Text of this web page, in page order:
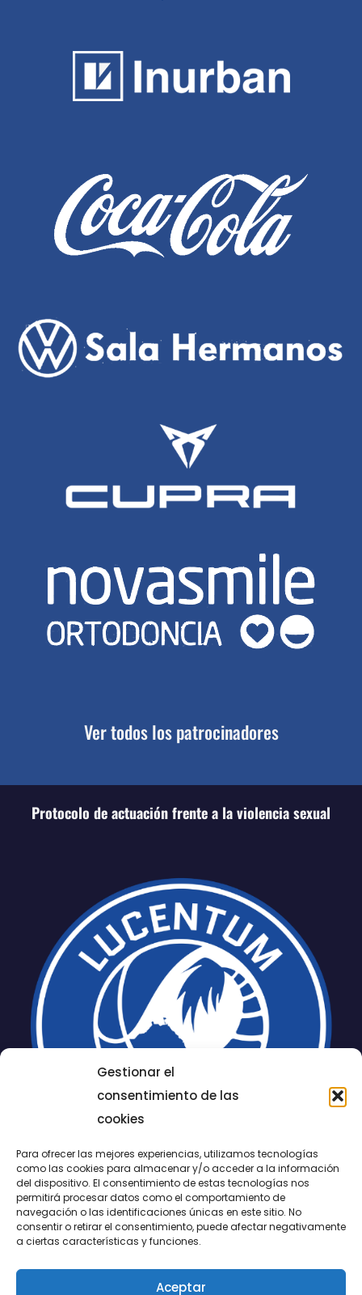
Gestionar el
consentimiento de las
cookies
Para ofrecer las mejores experiencias, utilizamos tecnologías
como las cookies para almacenar y/o acceder a la información
del dispositivo. El consentimiento de estas tecnologías nos
permitirá procesar datos como el comportamiento de
navegación o las identificaciones únicas en este sitio. No
consentir o retirar el consentimiento, puede afectar negativamente
a ciertas características y funciones.
Aceptar
Ver todos los patrocinadores
Protocolo de actuación frente a la violencia sexual
LUCENTUM
ALICANTE